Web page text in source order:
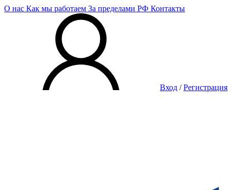
О нас Как мы работаем За пределами РФ Контакты
Вход /Регистрация